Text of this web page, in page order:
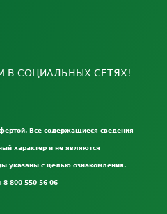
В СОЦИАЛЬНЫХ СЕТЯХ!
Все содержащиеся сведения
характер и не являются
указаны с целью ознакомления.
8 800 550 56 06